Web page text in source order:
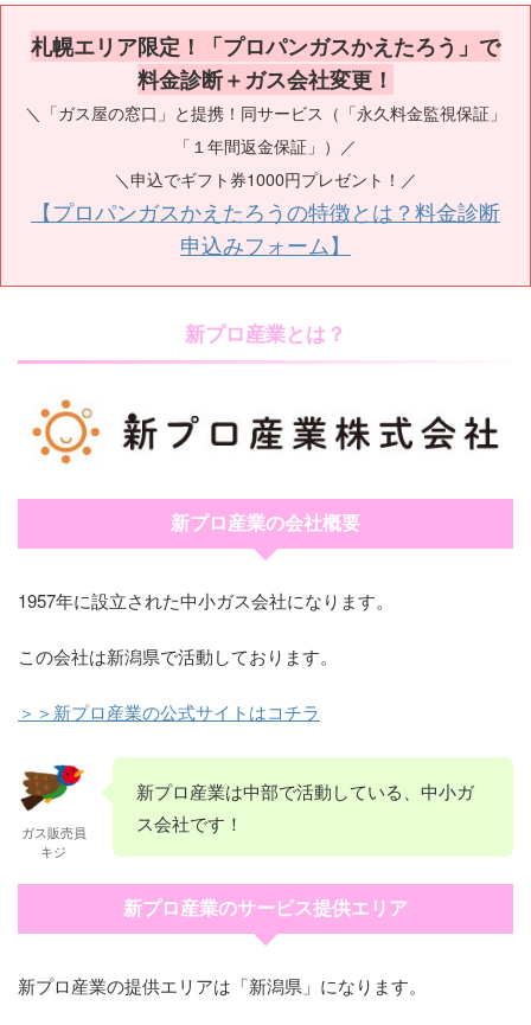
札幌エリア限定！「プロパンガスかえたろう」で
料金診断＋ガス会社変更！
＼「ガス屋の窓口」と提携！同サービス（「永久料金監視保証」
「１年間返金保証」）／
＼申込でギフト券1000円プレゼント！／
【プロパンガスかえたろうの特徴とは？料金診断
申込みフォーム】
新プロ産業とは？
新プロ産業の会社概要
1957年に設立された中小ガス会社になります。
この会社は新潟県で活動しております。
＞＞新プロ産業の公式サイトはコチラ
ガス販売員
キジ
新プロ産業は中部で活動している、中小ガ
ス会社です！
新プロ産業のサービス提供エリア
新プロ産業の提供エリアは「新潟県」になります。